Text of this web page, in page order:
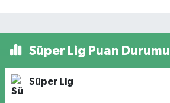
Süper Lig Puan Durumu
Süper Lig